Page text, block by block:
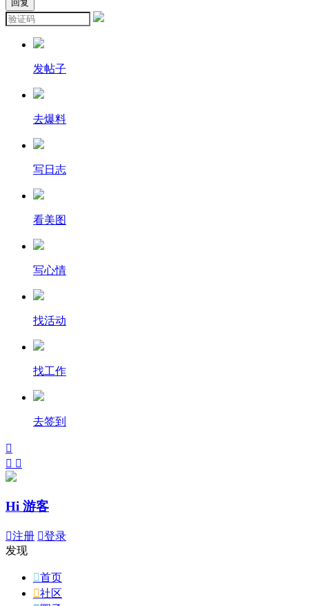
发帖子
去爆料
写日志
看美图
写心情
找活动
找工作
去签到

 
Hi 游客
注册 登录
发现
首页
社区